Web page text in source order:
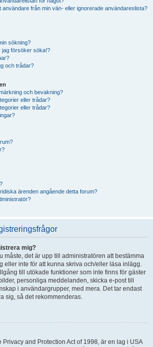
användare från min vän- eller ignorerade användareslista?
sökning?
jag försöker söka!?
och trådar?
och bevakning?
eller trådar?
eller trådar?
ärenden angående detta forum?
mig?
måste, det är upp till administratören att bestämma
eller inte för att kunna skriva och/eller läsa inlägg.
till utökade funktioner som inte finns för gäster
personliga meddelanden, skicka e-post till
i användargrupper, med mera. Det tar endast
sig, så det rekommenderas.
and Protection Act of 1998, är en lag i USA